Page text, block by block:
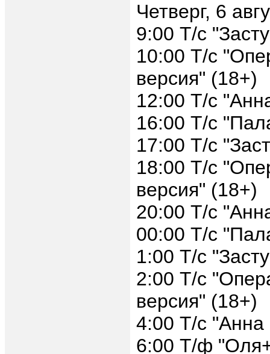
Четверг, 6
9:00 Т/с
10:00 Т/с
версия" (18+)
12:00 Т/с
16:00 Т/с
17:00 Т/с
18:00 Т/с
версия" (18+)
20:00 Т/с
00:00 Т/с
1:00 Т/с
2:00 Т/с
версия" (18+)
4:00 Т/с
6:00 Т/ф